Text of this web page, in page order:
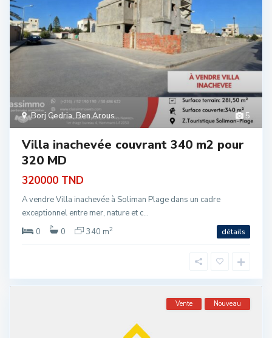
5
Borj Cedria,Ben Arous
Villa inachevée couvrant 340 m2 pour
320 MD
320000 TND
A vendre Villa inachevée à Soliman Plage dans un cadre
exceptionnel entre mer, nature et c...
0
0 340 m2 détails
Vente Nouveau